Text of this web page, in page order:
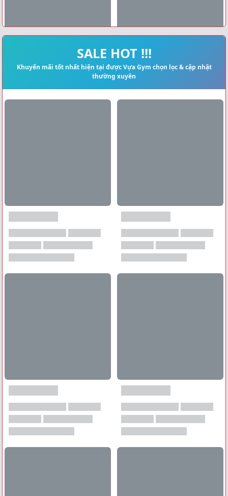
SALE HOT !!!
Khuyến mãi tốt nhất hiện tại được Vựa Gym chọn lọc & cập nhật
thường xuyên